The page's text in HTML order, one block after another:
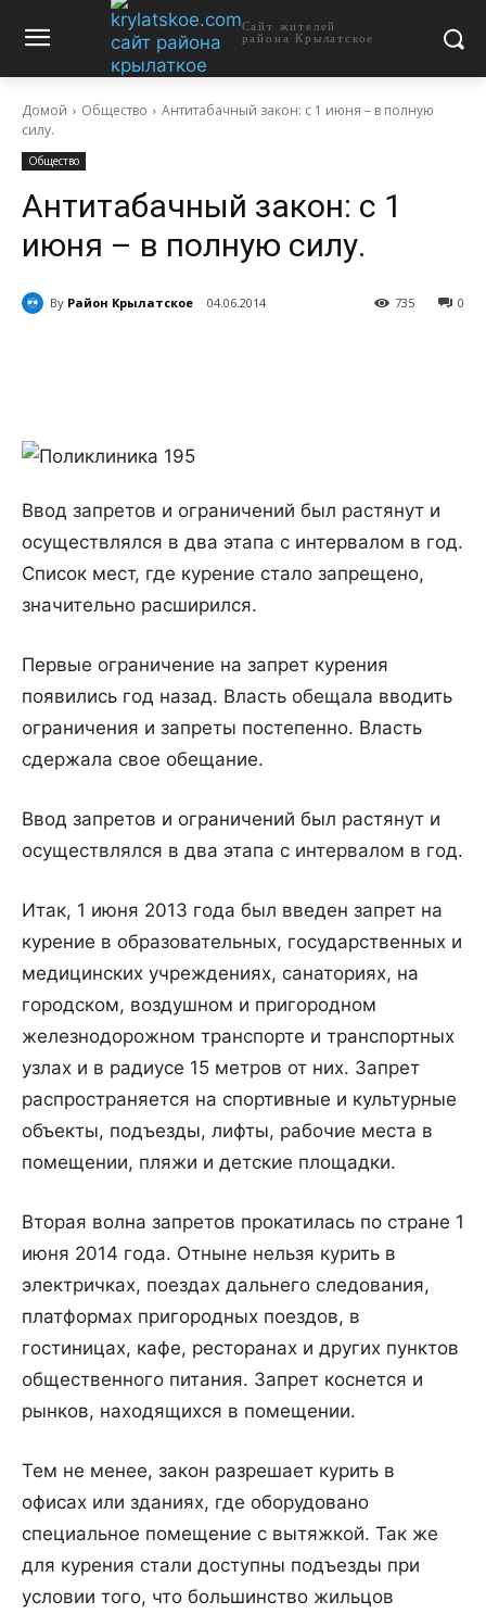
Сайт жителей
района Крылатское
Домой Общество
Антитабачный закон: с 1 июня – в полную
силу.
Общество
Антитабачный закон: с 1
июня – в полную силу.
By Район Крылатское 04.06.2014 0
735
Ввод запретов и ограничений был растянут и
осуществлялся в два этапа с интервалом в год.
Список мест, где курение стало запрещено,
значительно расширился.
Первые ограничение на запрет курения
появились год назад. Власть обещала вводить
ограничения и запреты постепенно. Власть
сдержала свое обещание.
Ввод запретов и ограничений был растянут и
осуществлялся в два этапа с интервалом в год.
Итак, 1 июня 2013 года был введен запрет на
курение в образовательных, государственных и
медицинских учреждениях, санаториях, на
городском, воздушном и пригородном
железнодорожном транспорте и транспортных
узлах и в радиусе 15 метров от них. Запрет
распространяется на спортивные и культурные
объекты, подъезды, лифты, рабочие места в
помещении, пляжи и детские площадки.
Вторая волна запретов прокатилась по стране 1
июня 2014 года. Отныне нельзя курить в
электричках, поездах дальнего следования,
платформах пригородных поездов, в
гостиницах, кафе, ресторанах и других пунктов
общественного питания. Запрет коснется и
рынков, находящихся в помещении.
Тем не менее, закон разрешает курить в
офисах или зданиях, где оборудовано
специальное помещение с вытяжкой. Так же
для курения стали доступны подъезды при
условии того, что большинство жильцов